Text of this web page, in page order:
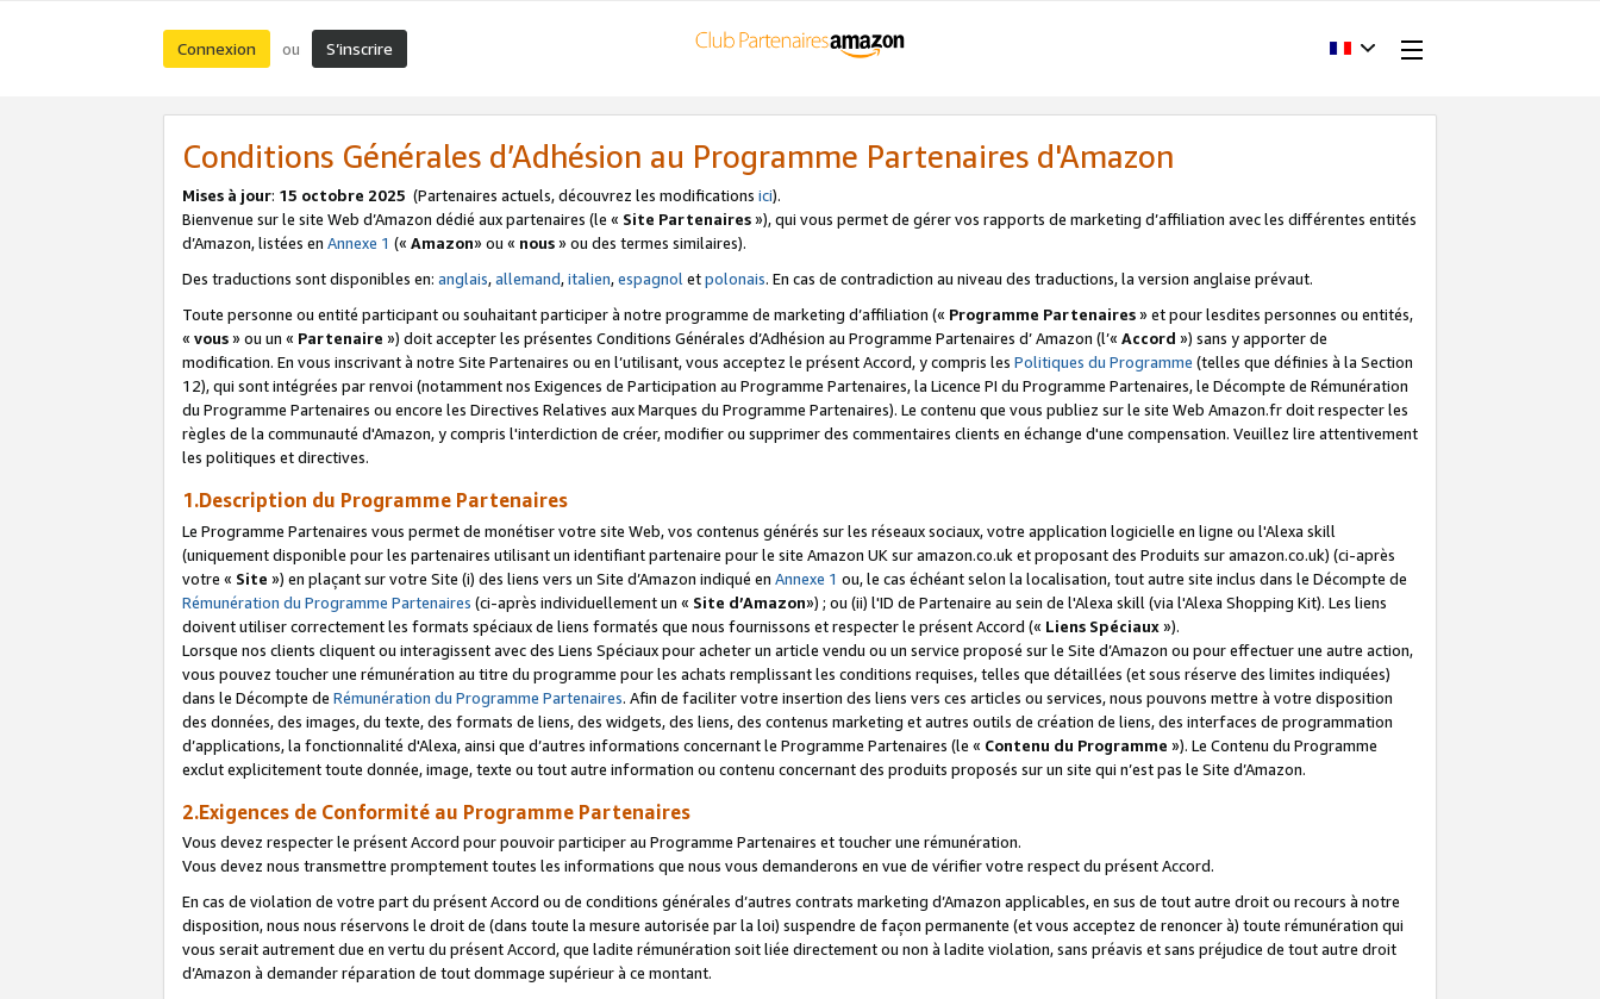
Connexion ou S’inscrire
Conditions Générales d’Adhésion au Programme Partenaires d'Amazon
Mises à jour: 15 octobre 2025 (Partenaires actuels, découvrez les modifications ici).
Bienvenue sur le site Web d’Amazon dédié aux partenaires (le « Site Partenaires»), qui vous permet de gérer vos rapports de marketing d’affiliation avec les différentes entités
d’Amazon, listées en Annexe 1 (« Amazon» ou « nous» ou des termes similaires).
Des traductions sont disponibles en: anglais,allemand,italien,espagnoletpolonais. En cas de contradiction au niveau des traductions, la version anglaise prévaut.
Toute personne ou entité participant ou souhaitant participer à notre programme de marketing d’affiliation (« Programme Partenaires» et pour lesdites personnes ou entités,
« vous» ou un « Partenaire ») doit accepter les présentes Conditions Générales d’Adhésion au Programme Partenaires d’ Amazon (l’« Accord ») sans y apporter de
modification. En vous inscrivant à notre Site Partenaires ou en l’utilisant, vous acceptez le présent Accord, y compris les Politiques du Programme (telles que définies à la Section
12), qui sont intégrées par renvoi (notamment nos Exigences de Participation au Programme Partenaires, la Licence PI du Programme Partenaires, le Décompte de Rémunération
du Programme Partenaires ou encore les Directives Relatives aux Marques du Programme Partenaires). Le contenu que vous publiez sur le site Web Amazon.fr doit respecter les
règles de la communauté d'Amazon, y compris l'interdiction de créer, modifier ou supprimer des commentaires clients en échange d'une compensation. Veuillez lire attentivement
les politiques et directives.
1.Description du Programme Partenaires
Le Programme Partenaires vous permet de monétiser votre site Web, vos contenus générés sur les réseaux sociaux, votre application logicielle en ligne ou l'Alexa skill
(uniquement disponible pour les partenaires utilisant un identifiant partenaire pour le site Amazon UK sur amazon.co.uk et proposant des Produits sur amazon.co.uk) (ci-après
votre « Site ») en plaçant sur votre Site (i) des liens vers un Site d’Amazon indiqué en Annexe 1 ou, le cas échéant selon la localisation, tout autre site inclus dans le Décompte de
Rémunération du Programme Partenaires (ci-après individuellement un « Site d’Amazon») ; ou (ii) l'ID de Partenaire au sein de l'Alexa skill (via l'Alexa Shopping Kit). Les liens
doivent utiliser correctement les formats spéciaux de liens formatés que nous fournissons et respecter le présent Accord (« Liens Spéciaux»).
Lorsque nos clients cliquent ou interagissent avec des Liens Spéciaux pour acheter un article vendu ou un service proposé sur le Site d’Amazon ou pour effectuer une autre action,
vous pouvez toucher une rémunération au titre du programme pour les achats remplissant les conditions requises, telles que détaillées (et sous réserve des limites indiquées)
dans le Décompte de Rémunération du Programme Partenaires. Afin de faciliter votre insertion des liens vers ces articles ou services, nous pouvons mettre à votre disposition
des données, des images, du texte, des formats de liens, des widgets, des liens, des contenus marketing et autres outils de création de liens, des interfaces de programmation
d’applications, la fonctionnalité d'Alexa, ainsi que d’autres informations concernant le Programme Partenaires (le « Contenu du Programme »). Le Contenu du Programme
exclut explicitement toute donnée, image, texte ou tout autre information ou contenu concernant des produits proposés sur un site qui n’est pas le Site d’Amazon.
2.Exigences de Conformité au Programme Partenaires
Vous devez respecter le présent Accord pour pouvoir participer au Programme Partenaires et toucher une rémunération.
Vous devez nous transmettre promptement toutes les informations que nous vous demanderons en vue de vérifier votre respect du présent Accord.
En cas de violation de votre part du présent Accord ou de conditions générales d’autres contrats marketing d’Amazon applicables, en sus de tout autre droit ou recours à notre
disposition, nous nous réservons le droit de (dans toute la mesure autorisée par la loi) suspendre de façon permanente (et vous acceptez de renoncer à) toute rémunération qui
vous serait autrement due en vertu du présent Accord, que ladite rémunération soit liée directement ou non à ladite violation, sans préavis et sans préjudice de tout autre droit
d’Amazon à demander réparation de tout dommage supérieur à ce montant.